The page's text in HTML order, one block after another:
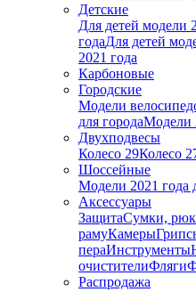
Детские
Для детей модели
годаДля детей
2021 года
Карбоновые
Городские
Модели
для городаМодели
Двухподвесы
Колесо 29Колесо
Шоссейные
Модели 2021 года
Аксессуары
ЗащитаСумки,
рамуКамеры
пераИнструменты
очистителиФляги
Распродажа